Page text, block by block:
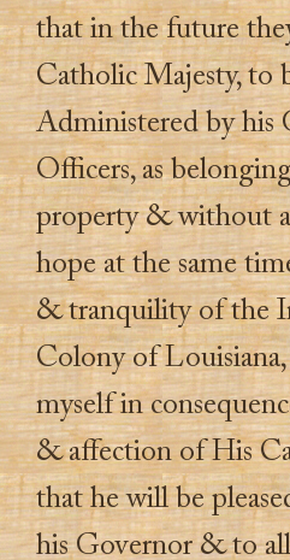
that in the future
Catholic Majesty, to
Administered by his
Officers, as
property & without
hope at the same
& tranquility of the
Colony of
myself in
& affection of His
that he will be
his Governor & to